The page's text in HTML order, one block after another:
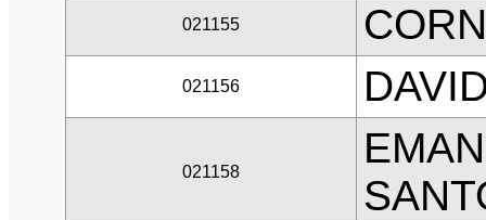
021155
021156
021158